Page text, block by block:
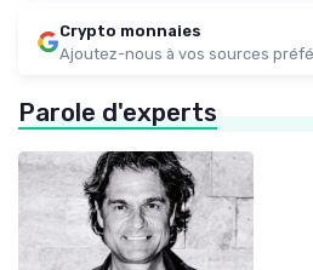
Crypto monnaies
Ajoutez-nous à vos sources
Parole d'experts